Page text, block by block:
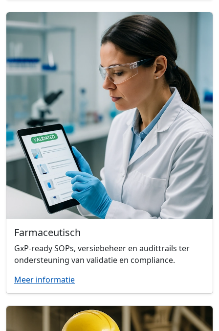
Farmaceutisch
GxP-ready SOPs, versiebeheer en audittrails ter
ondersteuning van validatie en compliance.
Meer informatie